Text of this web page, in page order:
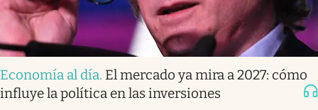
Economía al día. El mercado ya mira a 2027: cómo
influye la política en las inversiones